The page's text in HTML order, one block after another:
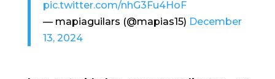
pic.twitter.com/nhG3Fu4HoF
— mapiaguilars (@mapias15) December
13, 2024